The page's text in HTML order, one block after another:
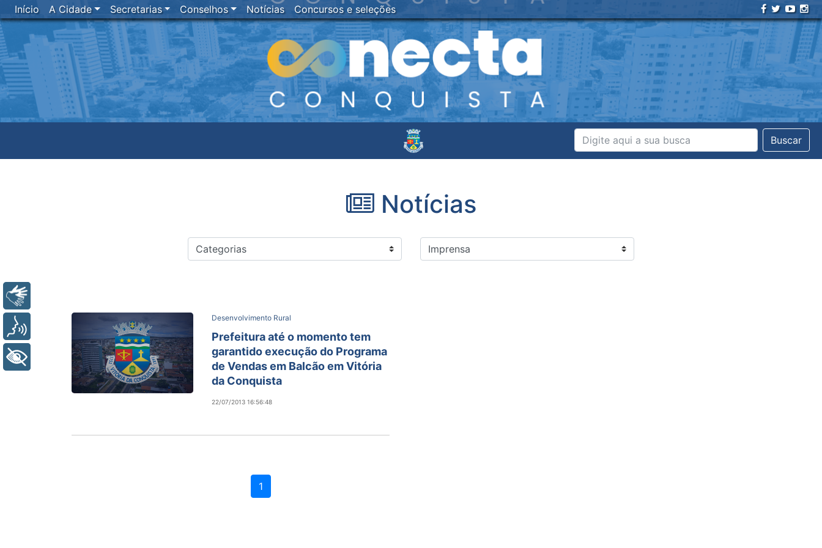
Início A Cidade Secretarias Conselhos Notícias Concursos e seleções
Buscar
Notícias
Desenvolvimento Rural
Prefeitura até o momento tem
garantido execução do Programa
de Vendas em Balcão em Vitória
da Conquista
22/07/2013 16:56:48
1
+ Acessibilidade